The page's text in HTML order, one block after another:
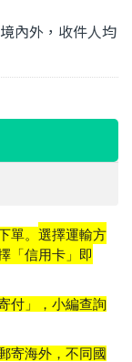
內外，收件人均
單。 選擇運輸方
「信用卡」即
付」，小編查詢
寄海外，不同國